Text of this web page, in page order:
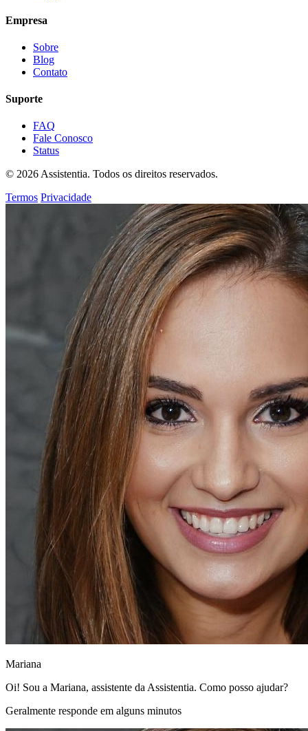
Empresa
Sobre
Blog
Contato
Suporte
FAQ
Fale Conosco
Status
© 2026 Assistentia. Todos os direitos reservados.
Termos Privacidade
Mariana
Oi! Sou a Mariana, assistente da Assistentia. Como posso ajudar?
Geralmente responde em alguns minutos